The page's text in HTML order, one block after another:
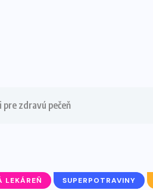
pre zdravú pečeň
LEKÁREŇ SUPERPOTRAVINY